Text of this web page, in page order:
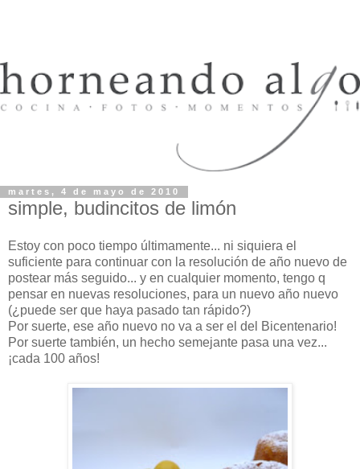
martes, 4 de mayo de 2010
simple, budincitos de limón
Estoy con poco tiempo últimamente... ni siquiera el
suficiente para continuar con la resolución de año nuevo de
postear más seguido... y en cualquier momento, tengo q
pensar en nuevas resoluciones, para un nuevo año nuevo
(¿puede ser que haya pasado tan rápido?)
Por suerte, ese año nuevo no va a ser el del Bicentenario!
Por suerte también, un hecho semejante pasa una vez...
¡cada 100 años!